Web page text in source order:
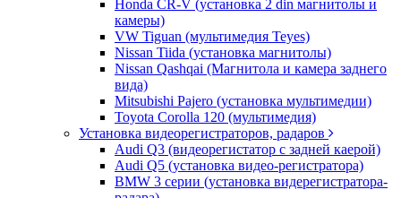
Honda CR-V (установка 2 din магнитолы и
камеры)
VW Tiguan (мультимедия Teyes)
Nissan Tiida (установка магнитолы)
Nissan Qashqai (Магнитола и камера заднего
вида)
Mitsubishi Pajero (установка мультимедии)
Toyota Corolla 120 (мультимедия)
Установка видеорегистраторов, радаров
Audi Q3 (видеорегистатор с задней каерой)
Audi Q5 (установка видео-регистратора)
BMW 3 серии (установка видерегистратора-